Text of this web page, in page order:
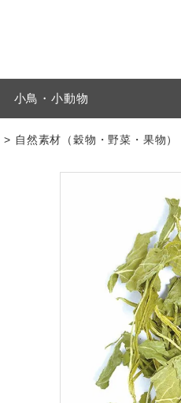
小鳥・小動物
自然素材（穀物・野菜・果物）